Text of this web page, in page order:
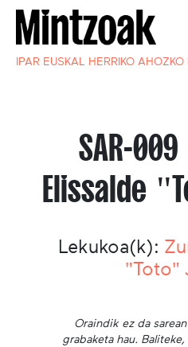
IPAR EUSKAL HERRIKO AHOZKO
SAR-
Elissalde
Lekukoa(k):
"Toto"
Oraindik ez da
grabaketa hau.